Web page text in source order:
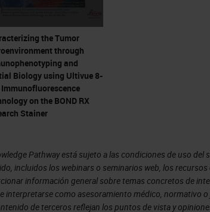
new ideas, accelerate test
or some of our other open
That's something that the open
allows them to do with the system.
when you, say, “explore your
RX
the Tumor
through
and
Biology using Ultivue 8-
Immunofluorescence
on the BOND RX
Stainer
Pathway está sujeto a las condiciones de uso del
incluidos los webinars o seminarios web, los
información general sobre temas concretos de
interpretarse como asesoramiento médico, normativo
de terceros reflejan los puntos de vista y